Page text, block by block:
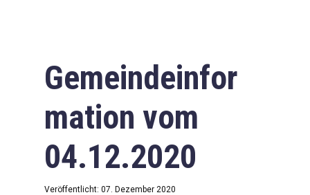
Gemeindeinfor
mation vom
04.12.2020
Veröffentlicht: 07. Dezember 2020